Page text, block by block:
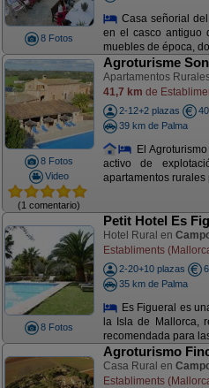
8 Fotos
Casa señorial
en el casco antiguo
muebles de época,
8 Fotos
Video
(1 comentario)
Agroturisme
Apartamentos
41,7 km de
2-12+2 plazas
39 km de Palma
El
activo de
apartamentos rurales
8 Fotos
Petit Hotel Es
Hotel Rural en
Establiments
2-20+10 plazas
35 km de Palma
Es Figueral es
la Isla de Mallorca,
recomendada para
Agroturismo
Casa Rural en
Establiments